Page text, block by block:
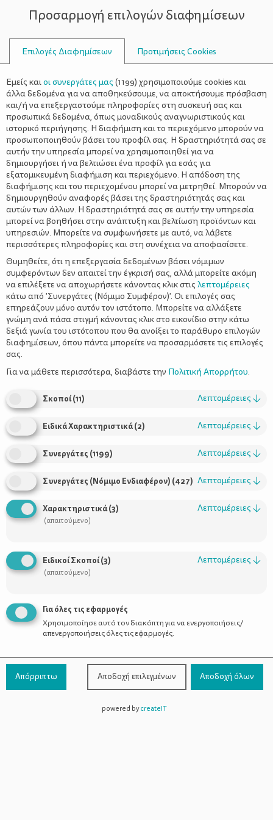
ΣΥΜΒΟΥΛΟΙ
ΑΝΑΓΩΓΈΣ
Η γαστροοισοφαγική παλινδρόμηση
στα παιδιά
Χρήσιμοι Σύνδεσμοι
Προϊόντα
Επικοινωνία
800-1199-800(από σταθερό,
χωρίς χρέωση)
Προσαρμογή επιλογών διαφημίσεων
Επιλογές Διαφημίσεων Προτιμήσεις Cookies
Εμείς καιοι συνεργάτες μας (1199) χρησιμοποιούμε cookies και
άλλα δεδομένα για να αποθηκεύσουμε, να αποκτήσουμε πρόσβαση
και/ή να επεξεργαστούμε πληροφορίες στη συσκευή σας και
προσωπικά δεδομένα, όπως μοναδικούς αναγνωριστικούς και
ιστορικό περιήγησης. Η διαφήμιση και το περιεχόμενο μπορούν να
προσωποποιηθούν βάσει του προφίλ σας. Η δραστηριότητά σας σε
αυτήν την υπηρεσία μπορεί να χρησιμοποιηθεί για να
δημιουργήσει ή να βελτιώσει ένα προφίλ για εσάς για
εξατομικευμένη διαφήμιση και περιεχόμενο. Η απόδοση της
διαφήμισης και του περιεχομένου μπορεί να μετρηθεί. Μπορούν να
δημιουργηθούν αναφορές βάσει της δραστηριότητάς σας και
αυτών των άλλων. Η δραστηριότητά σας σε αυτήν την υπηρεσία
μπορεί να βοηθήσει στην ανάπτυξη και βελτίωση προϊόντων και
υπηρεσιών. Μπορείτε να συμφωνήσετε με αυτό, να λάβετε
περισσότερες πληροφορίες και στη συνέχεια να αποφασίσετε.
Θυμηθείτε, ότι η επεξεργασία δεδομένων βάσει νόμιμων
συμφερόντων δεν απαιτεί την έγκρισή σας, αλλά μπορείτε ακόμη
να επιλέξετε να αποχωρήσετε κάνοντας κλικ στις λεπτομέρειες
κάτω από 'Συνεργάτες (Νόμιμο Συμφέρον)'. Οι επιλογές σας
επηρεάζουν μόνο αυτόν τον ιστότοπο. Μπορείτε να αλλάξετε
γνώμη ανά πάσα στιγμή κάνοντας κλικ στο εικονίδιο στην κάτω
δεξιά γωνία του ιστότοπου που θα ανοίξει το παράθυρο επιλογών
διαφημίσεων, όπου πάντα μπορείτε να προσαρμόσετε τις επιλογές
σας.
Για να μάθετε περισσότερα, διαβάστε την Πολιτική Απορρήτου.
Σκοποί(11) Λεπτομέρειες ↓
Ειδικά Χαρακτηριστικά(2) Λεπτομέρειες ↓
Συνεργάτες (1199) Λεπτομέρειες ↓
Συνεργάτες (Νόμιμο Ενδιαφέρον) (427) Λεπτομέρειες ↓
Χαρακτηριστικά(3)
(απαιτούμενο)
Λεπτομέρειες ↓
Ειδικοί Σκοποί(3)
(απαιτούμενο)
Λεπτομέρειες ↓
Για όλες τις εφαρμογές
Χρησιμοποίησε αυτό τον διακόπτη για να ενεργοποιήσεις/
απενεργοποιήσεις όλες τις εφαρμογές.
Απόρριπτω Αποδοχή επιλεγμένων Αποδοχή όλων
powered bycreateIT